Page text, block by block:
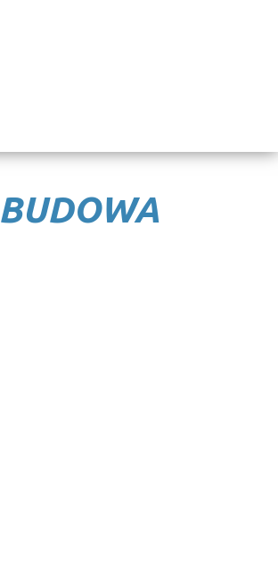
BUDOWA